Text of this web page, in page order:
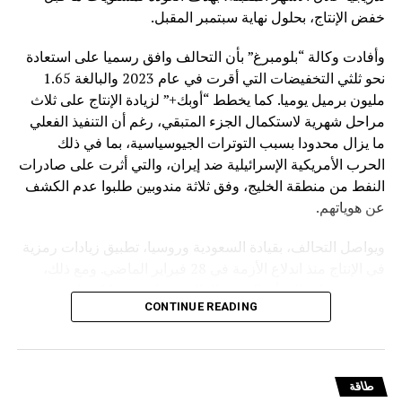
وقالت “غلوباس” إن إنرجيان أوضحت أنه في حين تتأثر القرارات
التشغيلية باعتبارات أمنية محددة لكل حقل، فإن كاريش يمثل
عنصراً حاسماً في سوق الطاقة الإسرائيلي ويوفر جزءاً كبيراً من
الطلب المحلي، مشيرة إلى أن إنرجيان تتوقع أنه، كلما سمحت
الظروف، سيتم اتخاذ خطوات قريباً تتيح عودة سريعة وآمنة
لحقل كاريش إلى الإنتاج.
RELATED TOPICS:
UP
من الاستهلاك السنوي
مؤشر جديد على وفرة معروض النفط.. صادرات خام
“مربان” الإماراتي تتجه للارتفاع
خفض الإنتاج، بحلول نهاية سبتمبر المقبل.
وأفادت وكالة “بلومبرغ” بأن التحالف وافق رسميا على استعادة
نحو ثلثي التخفيضات التي أقرت في عام 2023 والبالغة 1.65
مليون برميل يوميا. كما يخطط “أوبك+” لزيادة الإنتاج على ثلاث
مراحل شهرية لاستكمال الجزء المتبقي، رغم أن التنفيذ الفعلي
ما يزال محدودا بسبب التوترات الجيوسياسية، بما في ذلك
الحرب الأمريكية الإسرائيلية ضد إيران، والتي أثرت على صادرات
النفط من منطقة الخليج، وفق ثلاثة مندوبين طلبوا عدم الكشف
عن هوياتهم.
ويواصل التحالف، بقيادة السعودية وروسيا، تطبيق زيادات رمزية
تشير تقديرات إلى أن السوق العالمية تعاني نقصا كبيرا في
الإمدادات، مع فجوة تراكمية تتجاوز مليار برميل، ما أدى إلى
مخاطر الركود العالمي.
وكانت ثماني دول رئيسية في “أوبك+” تعمل على إعادة ضخ
CONTINUE READING
طاقة